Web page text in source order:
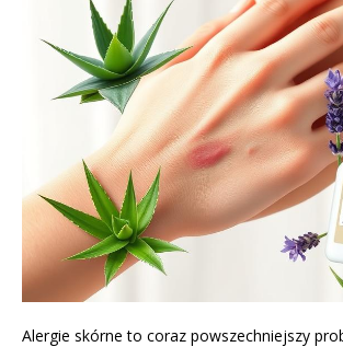
Alergie skórne to coraz powszechniejszy